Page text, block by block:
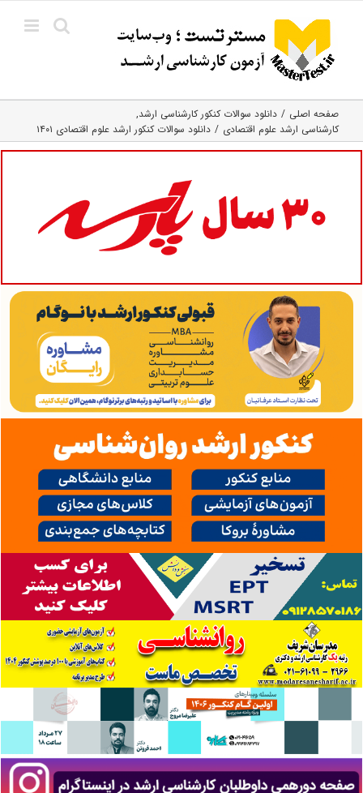
content
صفحه اصلی
دانلود سوالات کنکور کارشناسی ارشد
کارشناسی ارشد علوم اقتصادی
دانلود سوالات کنکور ارشد علوم اقتصادی ۱۴۰۱